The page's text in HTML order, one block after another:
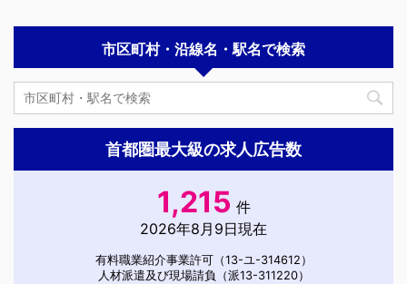
市区町村・沿線名・駅名で検索
首都圏最大級の求人広告数
1,215 件
2026年8月9日現在
有料職業紹介事業許可（13-ユ-314612）
人材派遣及び現場請負（派13-311220）